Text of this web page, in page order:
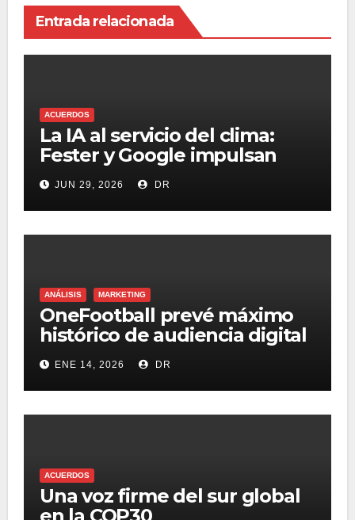
Entrada relacionada
ACUERDOS
La IA al servicio del clima:
Fester y Google impulsan
una solución para enfriar
México
JUN 29, 2026 DR
ANÁLISIS MARKETING
OneFootball prevé máximo
histórico de audiencia digital
en México durante el
Mundial 2026
ENE 14, 2026 DR
ACUERDOS
Una voz firme del sur global